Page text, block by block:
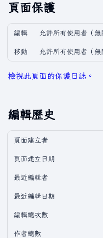
頁面保護
編輯 允許所有使用者​（無
移動 允許所有使用者​（無
檢視此頁面的保護日誌。
編輯歷史
頁面建立者
頁面建立日期
最近編輯者
最近編輯日期
編輯總次數
作者總數